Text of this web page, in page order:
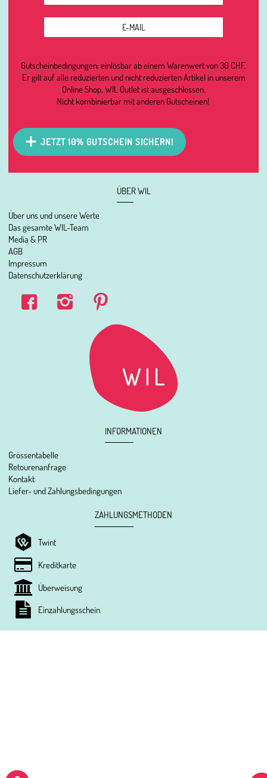
ÜBER WIL
Über uns und unsere Werte
Das gesamte WIL-Team
Media & PR
AGB
Impressum
Datenschutzerklärung
INFORMATIONEN
Grössentabelle
Retourenanfrage
Kontakt
Liefer- und Zahlungsbedingungen
ZAHLUNGSMETHODEN
Twint
Kreditkarte
Überweisung
Einzahlungsschein
Gutscheinbedingungen: einlösbar ab einem Warenwert von 30 CHF.
Er gilt auf alle reduzierten und nicht reduzierten Artikel in unserem
Online Shop, WIL Outlet ist ausgeschlossen.
Nicht kombinierbar mit anderen Gutscheinen!
JETZT 10% GUTSCHEIN SICHERN!